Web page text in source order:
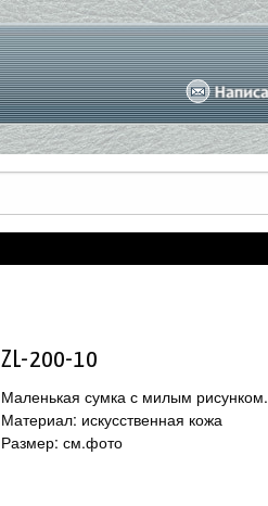
ZL-200-10
Маленькая сумка с милым рисунком.
Материал: искусственная кожа
Размер: см.фото